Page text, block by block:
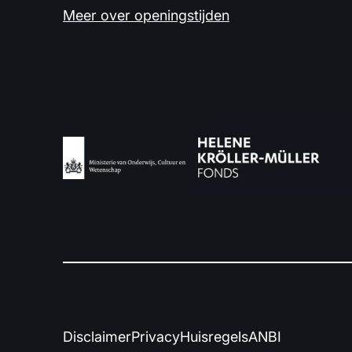
Meer over openingstijden
DisclaimerPrivacyHuisregelsANBI